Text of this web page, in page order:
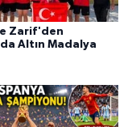
Zarif'den
Altın Madalya